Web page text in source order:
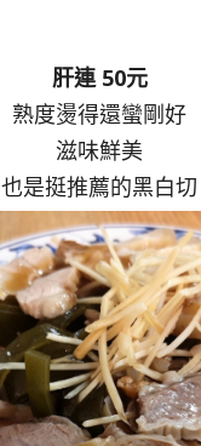
肝連 50元
熟度燙得還蠻剛好
滋味鮮美
也是挺推薦的黑白切